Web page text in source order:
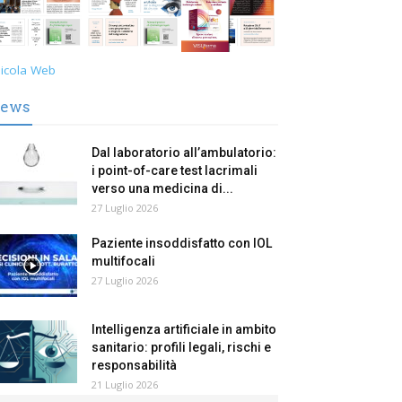
Web
Dal laboratorio all’ambulatorio:
i point-of-care test lacrimali
verso una medicina di...
27 Luglio 2026
Paziente insoddisfatto con IOL
multifocali
27 Luglio 2026
Intelligenza artificiale in ambito
sanitario: profili legali, rischi e
responsabilità
21 Luglio 2026